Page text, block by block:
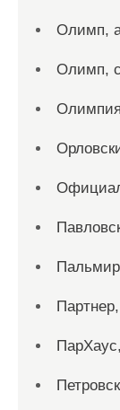
Олимп,
Олимп,